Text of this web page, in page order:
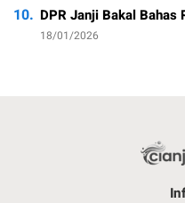
10. DPR Janji Bakal Bahas
18/01/2026